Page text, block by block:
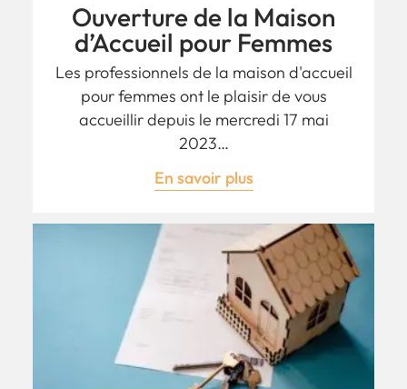
Ouverture de la Maison
d’Accueil pour Femmes
Les professionnels de la maison d'accueil
pour femmes ont le plaisir de vous
accueillir depuis le mercredi 17 mai
2023…
En savoir plus